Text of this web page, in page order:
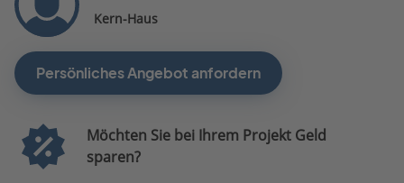
Kern-Haus
Persönliches Angebot anfordern
Möchten Sie bei Ihrem Projekt Geld
sparen?